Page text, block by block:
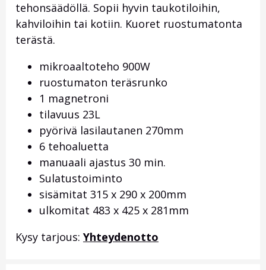
tehonsäädöllä. Sopii hyvin taukotiloihin,
kahviloihin tai kotiin. Kuoret ruostumatonta
terästä.
mikroaaltoteho 900W
ruostumaton teräsrunko
1 magnetroni
tilavuus 23L
pyörivä lasilautanen 270mm
6 tehoaluetta
manuaali ajastus 30 min.
Sulatustoiminto
sisämitat 315 x 290 x 200mm
ulkomitat 483 x 425 x 281mm
Kysy tarjous: Yhteydenotto